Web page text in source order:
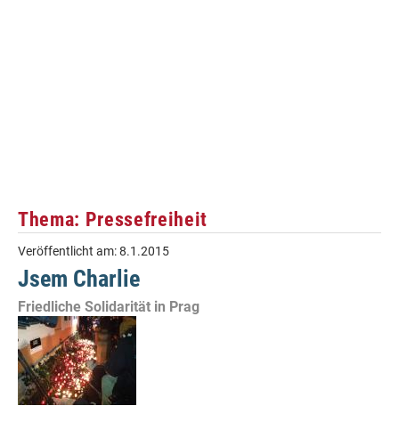
Thema: Pressefreiheit
Veröffentlicht am:8.1.2015
Jsem Charlie
Friedliche Solidarität in Prag